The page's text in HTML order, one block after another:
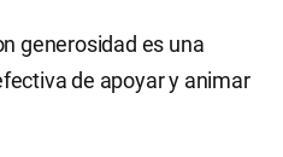
generosidad es una
de apoyar y animar